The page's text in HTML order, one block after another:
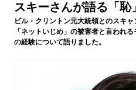
スキーさんが語る「恥」
ビル・クリントン元大統領とのスキ
「ネットいじめ」の被害者と言われ
の経験について語りました。